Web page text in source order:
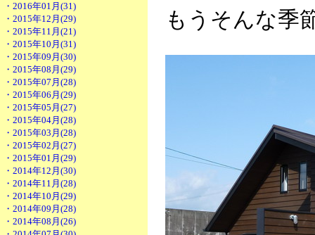
・2016年01月(31)
・2015年12月(29)
・2015年11月(21)
・2015年10月(31)
・2015年09月(30)
・2015年08月(29)
・2015年07月(28)
・2015年06月(29)
・2015年05月(27)
・2015年04月(28)
・2015年03月(28)
・2015年02月(27)
・2015年01月(29)
・2014年12月(30)
・2014年11月(28)
・2014年10月(29)
・2014年09月(28)
・2014年08月(26)
もうそんな季